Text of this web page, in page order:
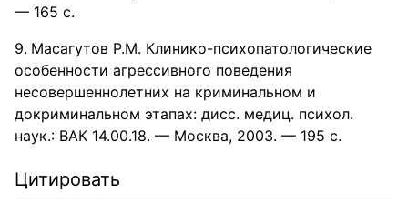
— 165 с.
Масагутов Р.М. Клинико-психопатологические
особенности агрессивного поведения
несовершеннолетних на криминальном и
докриминальном этапах: дисс. медиц. психол.
наук.: ВАК 14.00.18. — Москва, 2003. — 195 с.
Цитировать